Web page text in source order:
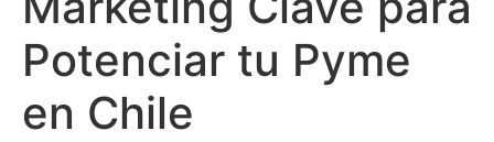
Potenciar tu Pyme
en Chile